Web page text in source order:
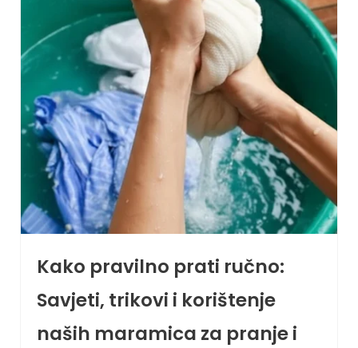
Kako pravilno prati ručno:
Savjeti, trikovi i korištenje
naših maramica za pranje i